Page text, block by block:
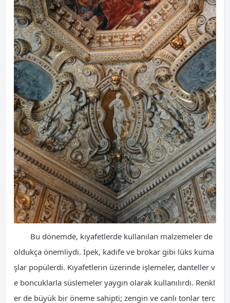
Bu dönemde, kıyafetlerde kullanılan malzemeler de
oldukça önemliydi. İpek, kadife ve brokar gibi lüks kuma
şlar popülerdi. Kıyafetlerin üzerinde işlemeler, danteller v
e boncuklarla süslemeler yaygın olarak kullanılırdı. Renkl
er de büyük bir öneme sahipti; zengin ve canlı tonlar terc